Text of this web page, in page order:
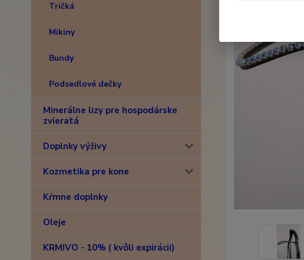
Tričká
Mikiny
Bundy
Podsedlové dečky
Minerálne lizy pre hospodárske
zvieratá
Doplnky výživy
Kozmetika pre kone
Kŕmne doplnky
Oleje
KRMIVO - 10% ( kvôli expirácii)